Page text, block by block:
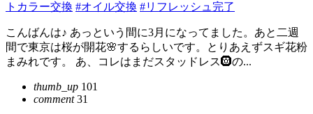
トカラー交換 #オイル交換 #リフレッシュ完了
こんばんは♪ あっという間に3月になってました。あと二週
間で東京は桜が開花🌸するらしいです。とりあえずスギ花粉
まみれです。 あ、コレはまだスタッドレス🛞の...
thumb_up 101
comment31